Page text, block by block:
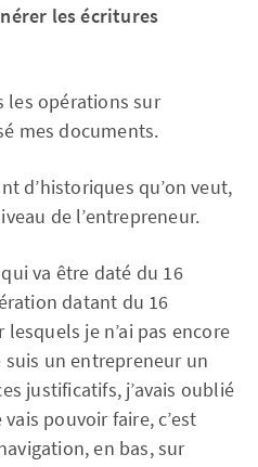
les écritures
les opérations sur
mes documents.
d’historiques qu’on veut,
de l’entrepreneur.
va être daté du 16
datant du 16
lesquels je n’ai pas encore
un entrepreneur un
justificatifs, j’avais oublié
pouvoir faire, c’est
en bas, sur